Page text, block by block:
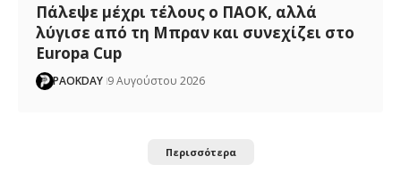
Πάλεψε μέχρι τέλους ο ΠΑΟΚ, αλλά
λύγισε από τη Μπραν και συνεχίζει στο
Europa Cup
PAOKDAY 9 Αυγούστου 2026
Περισσότερα